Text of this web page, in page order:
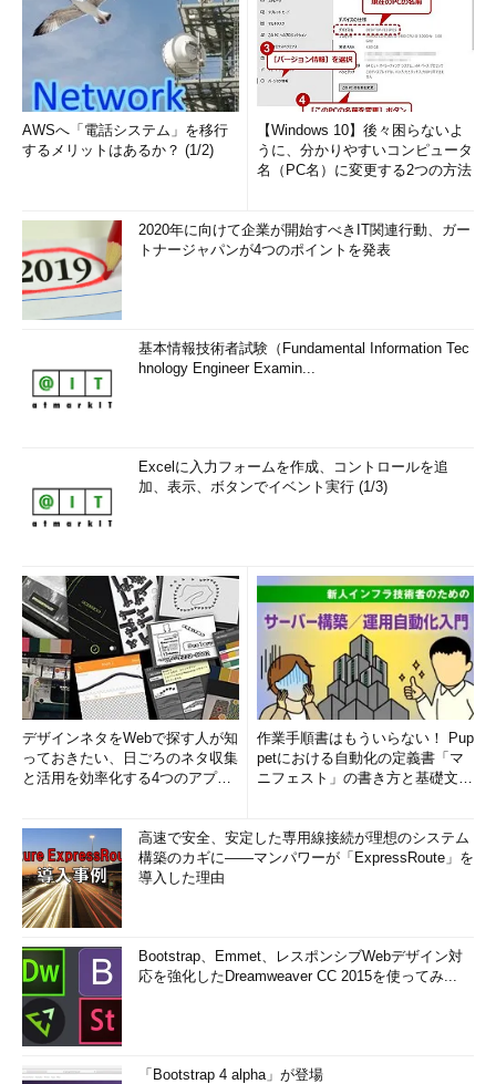
AWSへ「電話システム」を移行
するメリットはあるか？ (1/2)
【Windows 10】後々困らないよ
うに、分かりやすいコンピュータ
名（PC名）に変更する2つの方法
2020年に向けて企業が開始すべきIT関連行動、ガー
トナージャパンが4つのポイントを発表
基本情報技術者試験（Fundamental Information Tec
hnology Engineer Examin...
Excelに入力フォームを作成、コントロールを追
加、表示、ボタンでイベント実行 (1/3)
デザインネタをWebで探す人が知
っておきたい、日ごろのネタ収集
と活用を効率化する4つのアプリ
作業手順書はもういらない！ Pup
petにおける自動化の定義書「マ
ニフェスト」の書き方と基礎文法
高速で安全、安定した専用線接続が理想のシステム
構築のカギに――マンパワーが「ExpressRoute」を
導入した理由
Bootstrap、Emmet、レスポンシブWebデザイン対
応を強化したDreamweaver CC 2015を使ってみ...
「Bootstrap 4 alpha」が登場